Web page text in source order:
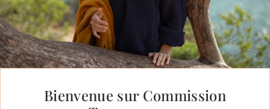
Bienvenue sur Commission